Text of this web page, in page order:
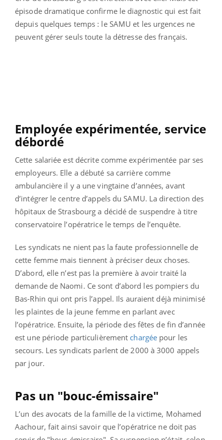
épisode dramatique confirme le diagnostic qui est fait
depuis quelques temps : le SAMU et les urgences ne
peuvent gérer seuls toute la détresse des français.
Employée expérimentée, service
débordé
Cette salariée est décrite comme expérimentée par ses
employeurs. Elle a débuté sa carrière comme
ambulancière il y a une vingtaine d’années, avant
d’intégrer le centre d’appels du SAMU. La direction des
hôpitaux de Strasbourg a décidé de suspendre à titre
conservatoire l’opératrice le temps de l’enquête.
Les syndicats ne nient pas la faute professionnelle de
cette femme mais tiennent à préciser deux choses.
D’abord, elle n’est pas la première à avoir traité la
demande de Naomi. Ce sont d’abord les pompiers du
Bas-Rhin qui ont pris l’appel. Ils auraient déjà minimisé
les plaintes de la jeune femme en parlant avec
l’opératrice. Ensuite, la période des fêtes de fin d’année
est une période particulièrement chargée pour les
secours. Les syndicats parlent de 2000 à 3000 appels
par jour.
Pas un "bouc-émissaire"
L’un des avocats de la famille de la victime, Mohamed
Aachour, fait ainsi savoir que l’opératrice ne doit pas